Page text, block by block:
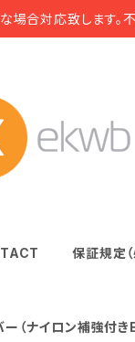
場合対応致します。
保証規定
ー（ナイロン補強付き